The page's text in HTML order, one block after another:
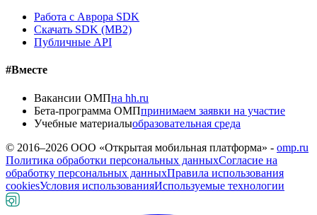
Работа с Аврора SDK
Скачать SDK (MB2)
Публичные API
#Вместе
Вакансии ОМПна hh.ru
Бета-программа ОМПпринимаем заявки на участие
Учебные материалыобразовательная среда
© 2016–2026 ООО «Открытая мобильная платформа» - omp.ru
Политика обработки персональных данныхСогласие на
обработку персональных данныхПравила использования
cookiesУсловия использованияИспользуемые технологии